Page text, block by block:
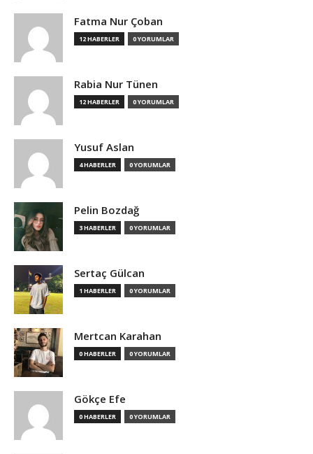
Fatma Nur Çoban
12 HABERLER 0 YORUMLAR
Rabia Nur Tünen
12 HABERLER 0 YORUMLAR
Yusuf Aslan
4 HABERLER 0 YORUMLAR
Pelin Bozdağ
3 HABERLER 0 YORUMLAR
Sertaç Gülcan
1 HABERLER 0 YORUMLAR
Mertcan Karahan
0 HABERLER 0 YORUMLAR
Gökçe Efe
0 HABERLER 0 YORUMLAR